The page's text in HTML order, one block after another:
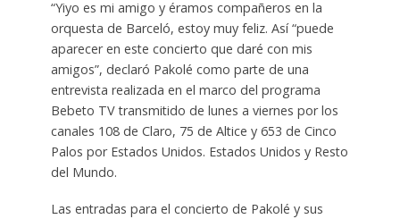
“Yiyo es mi amigo y éramos compañeros en la
orquesta de Barceló, estoy muy feliz. Así “puede
aparecer en este concierto que daré con mis
amigos”, declaró Pakolé como parte de una
entrevista realizada en el marco del programa
Bebeto TV transmitido de lunes a viernes por los
canales 108 de Claro, 75 de Altice y 653 de Cinco
Palos por Estados Unidos. Estados Unidos y Resto
del Mundo.
Las entradas para el concierto de Pakolé y sus